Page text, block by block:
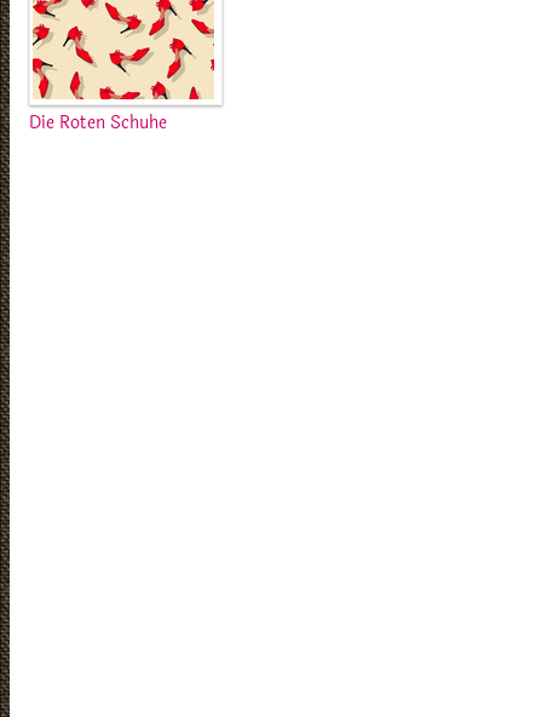
Die Roten Schuhe